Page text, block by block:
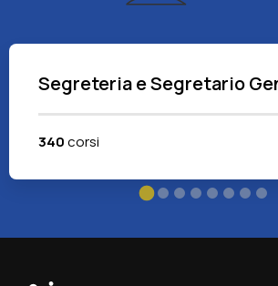
Segreteria e Segretario
340corsi